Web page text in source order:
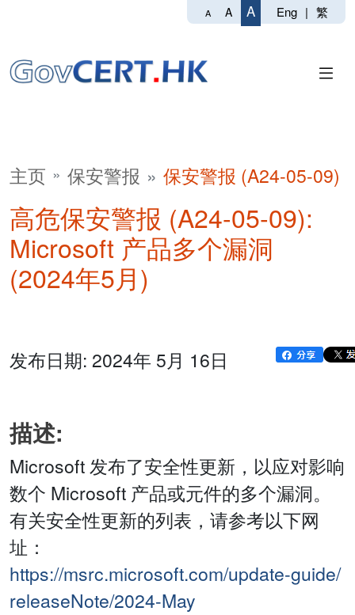
A A A Eng | 繁
主页 保安警报 保安警报 (A24-05-09)
高危保安警报 (A24-05-09):
Microsoft 产品多个漏洞
(2024年5月)
发布日期: 2024年 5月 16日
描述:
Microsoft 发布了安全性更新，以应对影响
数个 Microsoft 产品或元件的多个漏洞。
有关安全性更新的列表，请参考以下网
址：
https://msrc.microsoft.com/update-guide/
releaseNote/2024-May